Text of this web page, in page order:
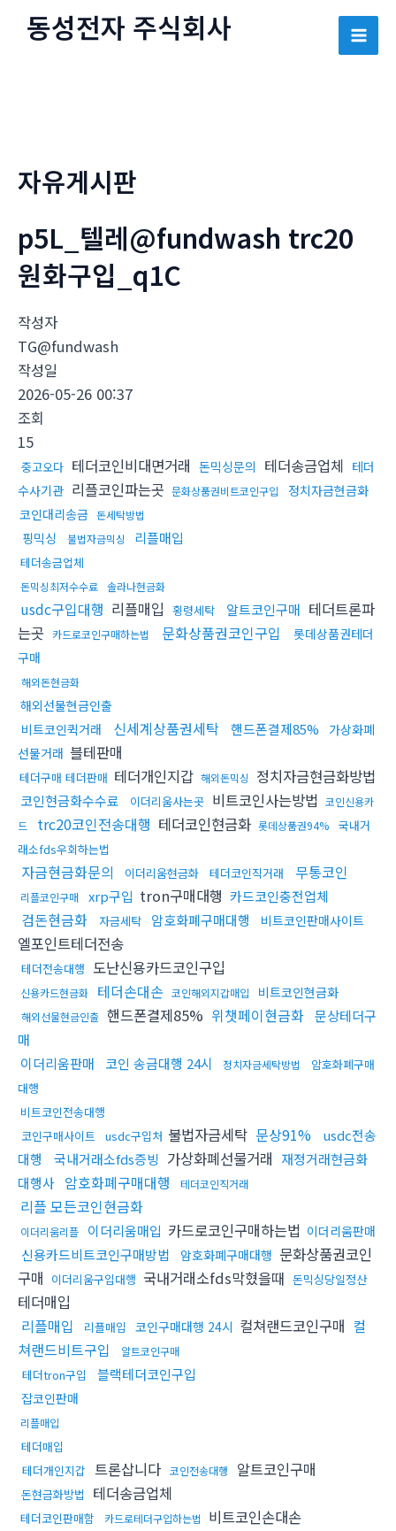
동성전자 주식회사
Main
자유게시판
p5L_텔레@fundwash trc20
원화구입_q1C
작성자
TG@fundwash
작성일
2026-05-26 00:37
조회
15
중고오다 테더코인비대면거래 돈믹싱문의 테더송금업체 테더
수사기관 리플코인파는곳 문화상품권비트코인구입
정치자금현금화
코인대리송금 돈세탁방법
핑믹싱 불법자금믹싱 리플매입
테더송금업체
돈믹싱최저수수료 솔라나현금화
usdc구입대행 리플매입 횡령세탁 알트코인구매 테더트론파
는곳 카드로코인구매하는법 문화상품권코인구입
롯데상품권테더
구매
해외돈현금화
해외선물현금인출
비트코인퀵거래
신세계상품권세탁 핸드폰결제85%
가상화폐
선물거래 블테판매
테더구매 테더판매 테더개인지갑 해외돈믹싱 정치자금현금화방법
코인현금화수수료 이더리움사는곳 비트코인사는방법 코인신용카
드
trc20코인전송대행 테더코인현금화 롯데상품권94%
국내거
래소fds우회하는법
자금현금화문의 이더리움현금화 테더코인직거래 무통코인
리플코인구매 xrp구입 tron구매대행 카드코인충전업체
검돈현금화 자금세탁 암호화폐구매대행 비트코인판매사이트
엘포인트테더전송
테더전송대행 도난신용카드코인구입
신용카드현금화 테더손대손 코인해외지갑매입 비트코인현금화
해외선물현금인출 핸드폰결제85% 위챗페이현금화 문상테더구
매
이더리움판매
코인 송금대행 24시 정치자금세탁방법
암호화폐구매
대행
비트코인전송대행
코인구매사이트
usdc구입처 불법자금세탁 문상91%
usdc전송
대행
국내거래소fds증빙 가상화폐선물거래 재정거래현금화
대행사 암호화폐구매대행 테더코인직거래
리플 모든코인현금화
이더리움리플 이더리움매입 카드로코인구매하는법 이더리움판매
신용카드비트코인구매방법 암호화폐구매대행 문화상품권코인
구매 이더리움구입대행 국내거래소fds막혔을때 돈믹싱당일정산
테더매입
리플매입
리플매입 코인구매대행 24시 컬쳐랜드코인구매 컬
쳐랜드비트구입
알트코인구매
테더tron구입 블랙테더코인구입
잡코인판매
리플매입
테더매입
테더개인지갑 트론삽니다 코인전송대행 알트코인구매
돈현금화방법 테더송금업체
테더코인판매함 카드로테더구입하는법 비트코인손대손